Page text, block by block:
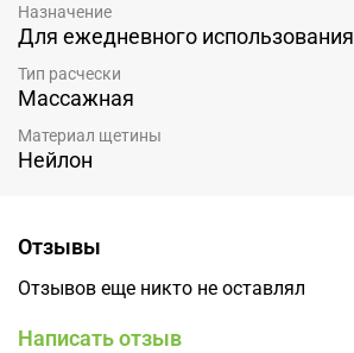
Назначение
Для ежедневного использования
Тип расчески
Массажная
Материал щетины
Нейлон
Отзывы
Отзывов еще никто не оставлял
Написать отзыв